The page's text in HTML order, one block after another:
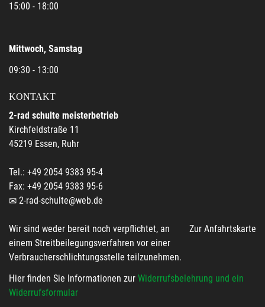
15:00 - 18:00
Mittwoch, Samstag
09:30 - 13:00
KONTAKT
2-rad schulte meisterbetrieb
Kirchfeldstraße 11
45219 Essen, Ruhr
Tel.: +49 2054 9383 95-4
Fax: +49 2054 9383 95-6
2-rad-schulte@web.de
Zur Anfahrtskarte
Wir sind weder bereit noch verpflichtet, an
einem Streitbeilegungsverfahren vor einer
Verbraucherschlichtungsstelle teilzunehmen.
Hier finden Sie Informationen zur Widerrufsbelehrung und ein
Widerrufsformular